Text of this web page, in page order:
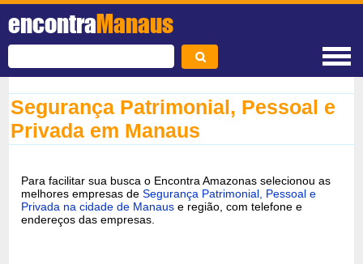
encontraManaus
Segurança Patrimonial, Pessoal e
Privada em Manaus
Para facilitar sua busca o Encontra Amazonas selecionou as
melhores empresas deSegurança Patrimonial, Pessoal e
Privada na cidade de Manaus e região, com telefone e
endereços das empresas.